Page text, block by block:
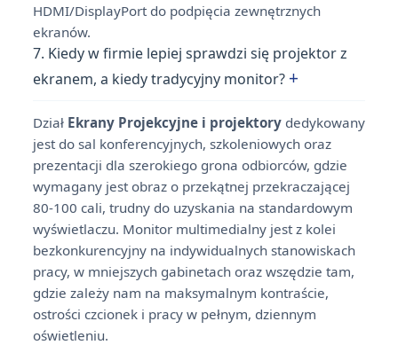
HDMI/DisplayPort do podpięcia zewnętrznych
ekranów.
7. Kiedy w firmie lepiej sprawdzi się projektor z
ekranem, a kiedy tradycyjny monitor? +
Dział Ekrany Projekcyjne i projektory dedykowany
jest do sal konferencyjnych, szkoleniowych oraz
prezentacji dla szerokiego grona odbiorców, gdzie
wymagany jest obraz o przekątnej przekraczającej
80-100 cali, trudny do uzyskania na standardowym
wyświetlaczu. Monitor multimedialny jest z kolei
bezkonkurencyjny na indywidualnych stanowiskach
pracy, w mniejszych gabinetach oraz wszędzie tam,
gdzie zależy nam na maksymalnym kontraście,
ostrości czcionek i pracy w pełnym, dziennym
oświetleniu.